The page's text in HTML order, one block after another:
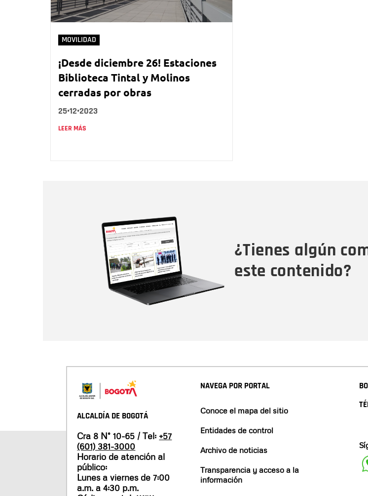
MOVILIDAD
¡Desde diciembre 26! Estaciones
Biblioteca Tintal y Molinos
cerradas por obras
25•12•2023
LEER MÁS
¿Tienes algún
este contenido?
ALCALDÍA DE BOGOTÁ
Cra 8 N° 10-65 / Tel: +57
(601) 381-3000
Horario de atención al
público:
Lunes a viernes de 7:00
a.m. a 4:30 p.m.
NAVEGA POR PORTAL
Conoce el mapa del sitio
Entidades de control
Archivo de noticias
Transparencia y acceso a la
información